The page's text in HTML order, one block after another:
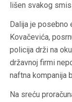
lišen svakog
Dalija je
Kovačevića,
policija drži na
državnoj firmi
naftna kompanija
Na sreću